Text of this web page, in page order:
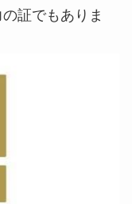
証でもありま